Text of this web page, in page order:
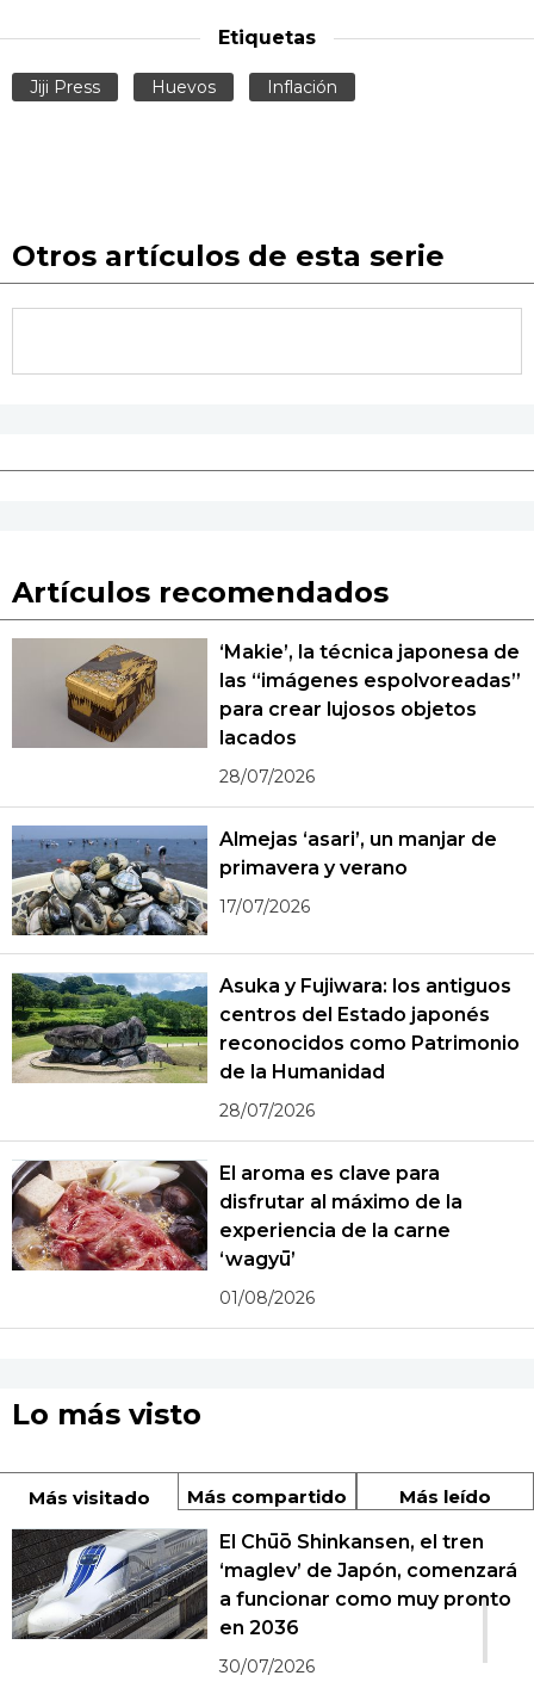
Etiquetas
Jiji Press Huevos Inflación
Otros artículos de esta serie
Artículos recomendados
‘Makie’, la técnica japonesa de
las “imágenes espolvoreadas”
para crear lujosos objetos
lacados
28/07/2026
Almejas ‘asari’, un manjar de
primavera y verano
17/07/2026
Asuka y Fujiwara: los antiguos
centros del Estado japonés
reconocidos como Patrimonio
de la Humanidad
28/07/2026
El aroma es clave para
disfrutar al máximo de la
experiencia de la carne
‘wagyū’
01/08/2026
Lo más visto
Más visitado Más compartido Más leído
1
El Chūō Shinkansen, el tren
‘maglev’ de Japón, comenzará
a funcionar como muy pronto
en 2036
30/07/2026